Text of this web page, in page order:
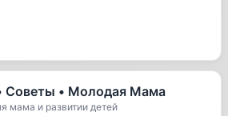
Советы • Молодая Мама
мама и развитии детей